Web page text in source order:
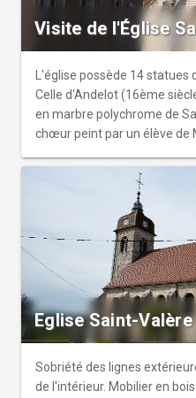
Visite de l'Église
L'église possède 14 statues
Celle d'Andelot (16ème
en marbre polychrome de
chœur peint par un élève de
Eglise Saint-Valère
Sobriété des lignes
de l'intérieur. Mobilier en